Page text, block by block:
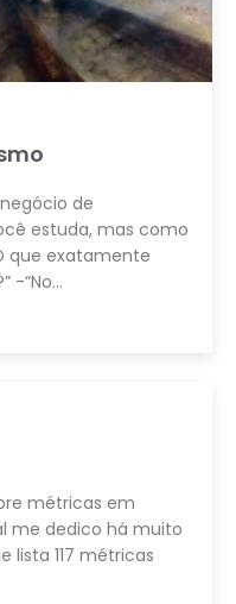
de
estuda, mas como
que exatamente
-“No…
métricas em
me dedico há muito
117 métricas